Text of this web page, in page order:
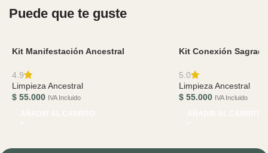
Puede que te guste
Kit Manifestación Ancestral
4.9
Limpieza Ancestral
$ 55.000 IVA Incluido
Kit Conexión Sagrada
5.0
Limpieza Ancestral
$55.000 IVA Incluido